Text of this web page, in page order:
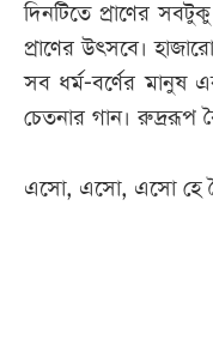
দিনটিতে প্রাণের
প্রাণের উৎসবে।
সব ধর্ম-বর্ণের মানুষ
চেতনার গান। রুদ্ররূপ
এসো, এসো, এসো হে